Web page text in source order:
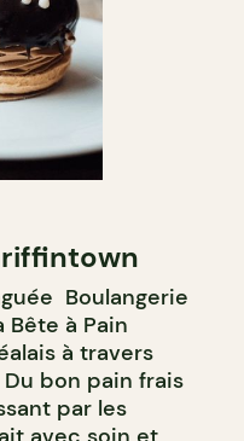
Boulangerie
Bête à Pain
à travers
bon pain frais
par les